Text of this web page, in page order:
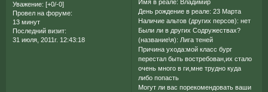
Уважение: [+0/-0]
Провел на форуме:
13 минут
Последний визит:
31 июля, 2011г. 12:43:18
Имя в реале: Владимир
День рождение в реале: 23 Марта
Наличие альтов (других персов): нет
Были ли в других Содружествах?
(название\я): Лига теней
Причина ухода:мой класс бург
перестал быть востребован,их стало
очень много в ги,мне трудно куда
либо попасть
Могут ли вас порекомендовать ваши